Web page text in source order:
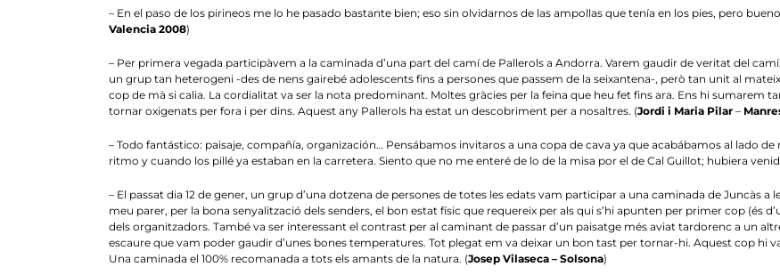
– En el paso de los pirineos me lo he pasado bastante bien; eso sin olvidarnos de las ampollas que tenía en los pies, pero
Valencia 2008)
– Per primera vegada participàvem a la caminada d’una part del camí de Pallerols a Andorra. Varem gaudir de veritat del
un grup tan heterogeni -des de nens gairebé adolescents fins a persones que passem de la seixantena-, però tan unit al
cop de mà si calia. La cordialitat va ser la nota predominant. Moltes gràcies per la feina que heu fet fins ara. Ens hi sumarem
tornar oxigenats per fora i per dins. Aquest any Pallerols ha estat un descobriment per a nosaltres. (Jordi i Maria Pilar –
– Todo fantástico: paisaje, compañía, organización… Pensábamos invitaros a una copa de cava ya que acabábamos al lado de
ritmo y cuando los pillé ya estaban en la carretera. Siento que no me enteré de lo de la misa por el de Cal Guillot; hubiera
– El passat dia 12 de gener, un grup d’una dotzena de persones de totes les edats vam participar a una caminada de Juncàs a
meu parer, per la bona senyalització dels senders, el bon estat físic que requereix per als qui s’hi apunten per primer cop (és
dels organitzadors. També va ser interessant el contrast per al caminant de passar d’un paisatge més aviat tardorenc a un
escaure que vam poder gaudir d’unes bones temperatures. Tot plegat em va deixar un bon tast per tornar-hi. Aquest cop hi
Una caminada el 100% recomanada a tots els amants de la natura. (Josep Vilaseca – Solsona)